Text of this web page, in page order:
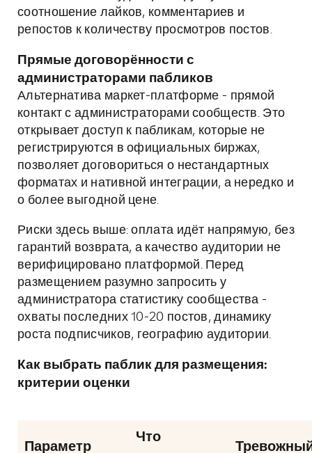
соотношение лайков, комментариев и
репостов к количеству просмотров постов.
Прямые договорённости с
администраторами пабликов
Альтернатива маркет-платформе - прямой
контакт с администраторами сообществ. Это
открывает доступ к пабликам, которые не
регистрируются в официальных биржах,
позволяет договориться о нестандартных
форматах и нативной интеграции, а нередко и
о более выгодной цене.
Риски здесь выше: оплата идёт напрямую, без
гарантий возврата, а качество аудитории не
верифицировано платформой. Перед
размещением разумно запросить у
администратора статистику сообщества -
охваты последних 10-20 постов, динамику
роста подписчиков, географию аудитории.
Как выбрать паблик для размещения:
критерии оценки
Параметр
Что